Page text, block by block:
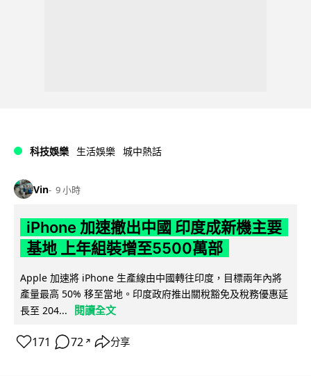
科技娛樂 生活娛樂 城中熱話
Vin 9 小時
iPhone 加速撤出中國 印度成新機主要
基地 上年組裝增至5500萬部
Apple 加速將 iPhone 生產線由中國轉往印度，目標兩年內將
產量最高 50% 移至當地。印度政府推出關稅豁免及稅務優惠延
長至 204...
閱讀全文
171 72 ↗ 分享